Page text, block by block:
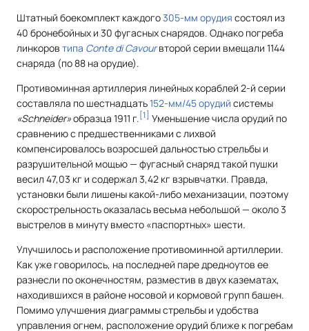
Штатный боекомплект каждого305-мм орудия состоял из
40 бронебойных и 30 фугасных снарядов. Однако погреба
линкоров типа Conte di Cavourвторой серии вмещали 1144
снаряда (по 88 на орудие).
Противоминная артиллерия линейных кораблей 2-й серии
составляла по шестнадцать152-мм/45 орудий системы
«Schneider»образца 1911 г. [1] Уменьшение числа орудий по
сравнению с предшественниками с лихвой
компенсировалось возросшей дальностью стрельбы и
разрушительной мощью — фугасный снаряд такой пушки
весил 47,03 кг и содержал 3,42 кг взрывчатки. Правда,
установки были лишены какой-либо механизации, поэтому
скорострельность оказалась весьма небольшой — около 3
выстрелов в минуту вместо «паспортных» шести.
Улучшилось и расположение противоминной артиллерии.
Как уже говорилось, на последней паре дредноутов ее
разнесли по оконечностям, разместив в двух казематах,
находившихся в районе носовой и кормовой групп башен.
Помимо улучшения диаграммы стрельбы и удобства
управления огнем, расположение орудий ближе к погребам